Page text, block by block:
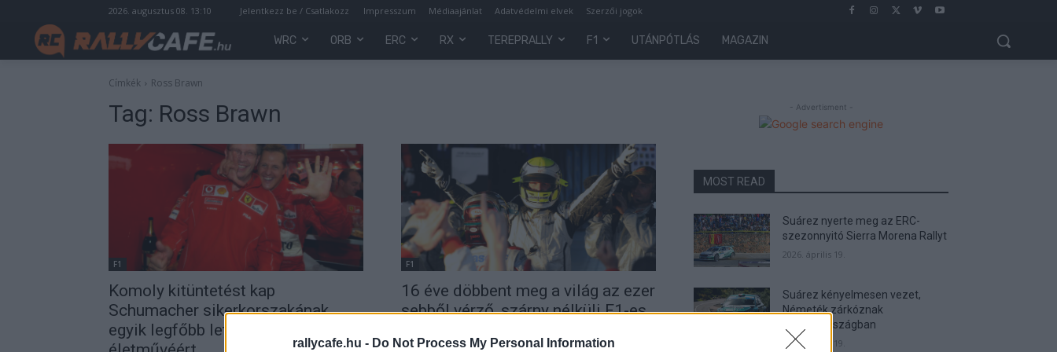
rallycafe.hu - Do Not Process My Personal Information
2026. augusztus 08. 13:10 Jelentkezz be / Csatlakozz Impresszum Médiaajánlat Adatvédelmi elvek Szerzői jogok
WRC ORB ERC RX TEREPRALLY F1 UTÁNPÓTLÁS MAGAZIN
Címkék Ross Brawn
Tag: Ross Brawn
F1
Komoly kitüntetést kap
Schumacher sikerkorszakának
egyik legfőbb letéteményese az
F1
16 éve döbbent meg a világ az ezer
sebből vérző, szárny nélküli F1-es
- Advertisment -
MOST READ
Suárez nyerte meg az ERC-
szezonnyitó Sierra Morena Rallyt
2026. április 19.
Suárez kényelmesen vezet,
Németék zárkóznak
Spanyolországban
2026. április 19.